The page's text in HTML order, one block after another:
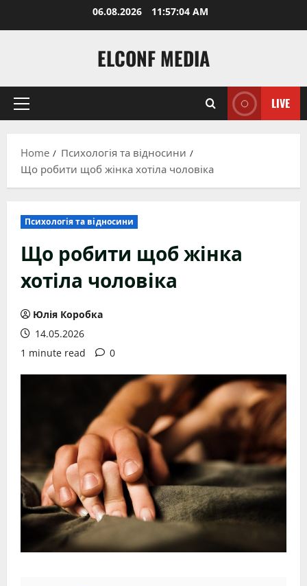
06.08.2026 11:57:06 AM
ELCONF MEDIA
Primary
LIVE
Home
Психологія та відносини
Що робити щоб жінка хотіла чоловіка
Психологія та відносини
Що робити щоб жінка
хотіла чоловіка
Юлія Коробка
14.05.2026
1 minute read
0